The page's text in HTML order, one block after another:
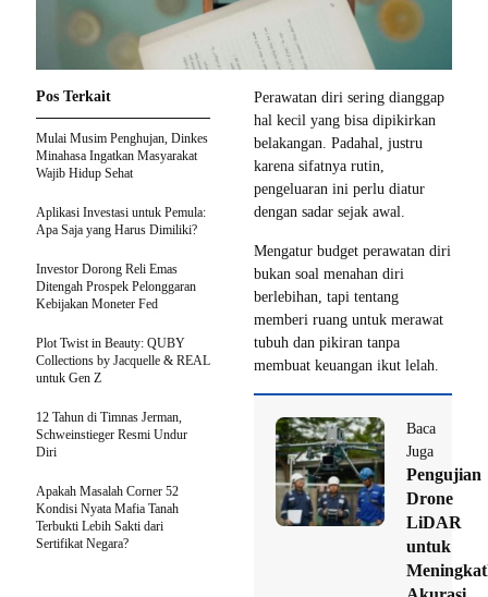
Perawatan diri sering dianggap
hal kecil yang bisa dipikirkan
belakangan. Padahal, justru
karena sifatnya rutin,
pengeluaran ini perlu diatur
dengan sadar sejak awal.
Mengatur budget perawatan diri
bukan soal menahan diri
berlebihan, tapi tentang
memberi ruang untuk merawat
tubuh dan pikiran tanpa
membuat keuangan ikut lelah.
Baca
Juga
Pengujian
Drone
LiDAR
untuk
Pos Terkait
Mulai Musim Penghujan, Dinkes
Minahasa Ingatkan Masyarakat
Wajib Hidup Sehat
Aplikasi Investasi untuk Pemula:
Apa Saja yang Harus Dimiliki?
Investor Dorong Reli Emas
Ditengah Prospek Pelonggaran
Kebijakan Moneter Fed
Plot Twist in Beauty: QUBY
Collections by Jacquelle & REAL
untuk Gen Z
12 Tahun di Timnas Jerman,
Schweinstieger Resmi Undur
Diri
​Apakah Masalah Corner 52
Kondisi Nyata Mafia Tanah
Terbukti Lebih Sakti dari
Sertifikat Negara?